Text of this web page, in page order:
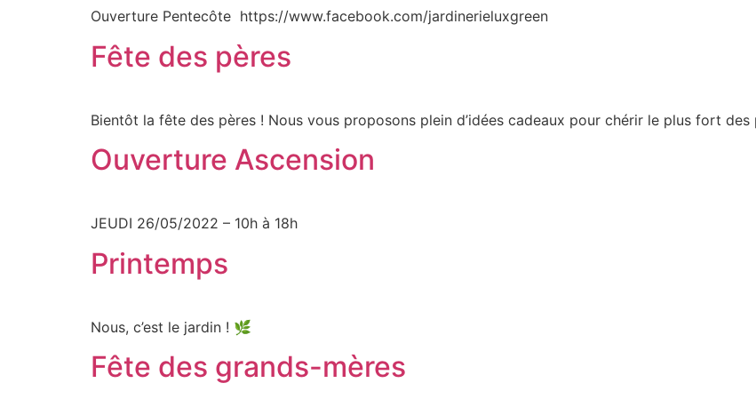
Ouverture Pentecôte https://www.facebook.com/jardinerieluxgreen
Fête des pères
Bientôt la fête des pères ! Nous vous proposons plein d’idées cadeaux pour chérir le plus fort des
Ouverture Ascension
JEUDI 26/05/2022 – 10h à 18h
Printemps
Nous, c’est le jardin ! 🌿
Fête des grands-mères